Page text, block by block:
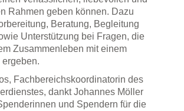
Rahmen geben können. Dazu
Beratung, Begleitung
Unterstützung bei Fragen, die
Zusammenleben mit einem
Fachbereichskoordinatorin des
dankt Johannes Möller
und Spendern für die